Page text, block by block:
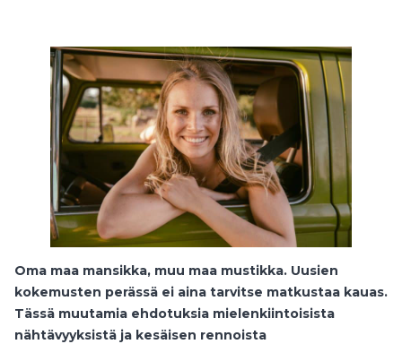
Oma maa mansikka, muu maa mustikka. Uusien
kokemusten perässä ei aina tarvitse matkustaa kauas.
Tässä muutamia ehdotuksia mielenkiintoisista
nähtävyyksistä ja kesäisen rennoista